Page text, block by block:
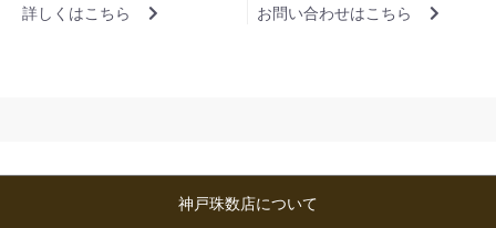
詳しくはこちら お問い合わせはこちら
神戸珠数店について